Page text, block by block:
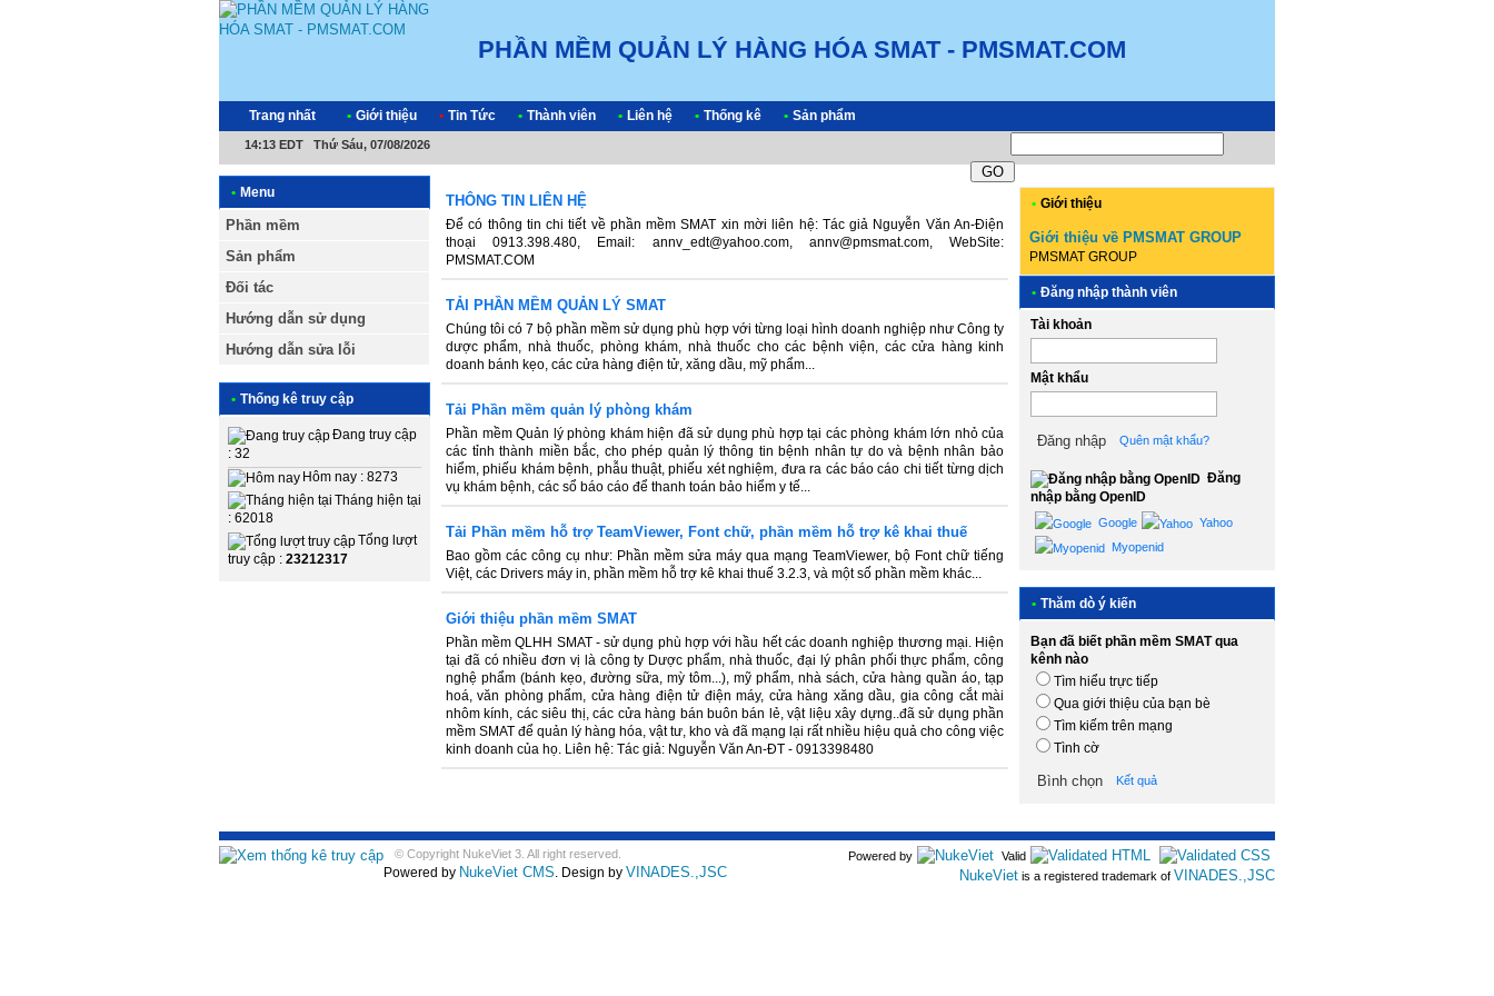
PHẦN MỀM QUẢN LÝ HÀNG HÓA SMAT - PMSMAT.COM
Trang nhất • Giới thiệu • Tin Tức • Thành viên • Liên hệ • Thống kê • Sản phẩm
14:13 EDT Thứ Sáu, 07/08/2026
• Menu
Phần mềm
Sản phẩm
Đối tác
Hướng dẫn sử dụng
Hướng dẫn sửa lỗi
• Thống kê truy cập
Đang truy cập
: 32
Hôm nay : 8273
Tháng hiện tại
: 62018
Tổng lượt
truy cập : 23212317
THÔNG TIN LIÊN HỆ
Để có thông tin chi tiết về phần mềm SMAT xin mời liên hệ: Tác giả Nguyễn Văn An-Điện
thoại 0913.398.480, Email: annv_edt@yahoo.com, annv@pmsmat.com, WebSite:
PMSMAT.COM
TẢI PHẦN MỀM QUẢN LÝ SMAT
Chúng tôi có 7 bộ phần mềm sử dụng phù hợp với từng loại hình doanh nghiệp như Công ty
dược phẩm, nhà thuốc, phòng khám, nhà thuốc cho các bệnh viện, các cửa hàng kinh
doanh bánh kẹo, các cửa hàng điện tử, xăng dầu, mỹ phẩm...
Tải Phần mềm quản lý phòng khám
Phần mềm Quản lý phòng khám hiện đã sử dụng phù hợp tại các phòng khám lớn nhỏ của
các tỉnh thành miền bắc, cho phép quản lý thông tin bệnh nhân tự do và bệnh nhân bảo
hiểm, phiếu khám bệnh, phẫu thuật, phiếu xét nghiệm, đưa ra các báo cáo chi tiết từng dịch
vụ khám bệnh, các sổ báo cáo để thanh toán bảo hiểm y tế...
Tải Phần mềm hỗ trợ TeamViewer, Font chữ, phần mềm hỗ trợ kê khai thuế
Bao gồm các công cụ như: Phần mềm sửa máy qua mạng TeamViewer, bộ Font chữ tiếng
Việt, các Drivers máy in, phần mềm hỗ trợ kê khai thuế 3.2.3, và một số phần mềm khác...
Giới thiệu phần mềm SMAT
Phần mềm QLHH SMAT - sử dụng phù hợp với hầu hết các doanh nghiệp thương mại. Hiện
tại đã có nhiều đơn vị là công ty Dược phẩm, nhà thuốc, đại lý phân phối thực phẩm, công
nghệ phẩm (bánh kẹo, đường sữa, mỳ tôm...), mỹ phẩm, nhà sách, cửa hàng quần áo, tạp
hoá, văn phòng phẩm, cửa hàng điện tử điện máy, cửa hàng xăng dầu, gia công cắt mài
nhôm kính, các siêu thị, các cửa hàng bán buôn bán lẻ, vật liệu xây dựng..đã sử dụng phần
mềm SMAT để quản lý hàng hóa, vật tư, kho và đã mạng lại rất nhiều hiệu quả cho công việc
kinh doanh của họ. Liên hệ: Tác giả: Nguyễn Văn An-ĐT - 0913398480
• Giới thiệu
Giới thiệu về PMSMAT GROUP
PMSMAT GROUP
• Đăng nhập thành viên
Tài khoản
Mật khẩu
Quên mật khẩu?
Đăng
nhập bằng OpenID
Google
Yahoo
Myopenid
• Thăm dò ý kiến
Bạn đã biết phần mềm SMAT qua
kênh nào
Tìm hiểu trực tiếp
Qua giới thiệu của bạn bè
Tìm kiếm trên mạng
Tình cờ
Kết quả
© Copyright NukeViet 3. All right reserved.
Powered by NukeViet CMS. Design by VINADES.,JSC
Powered by Valid
NukeViet is a registered trademark of VINADES.,JSC